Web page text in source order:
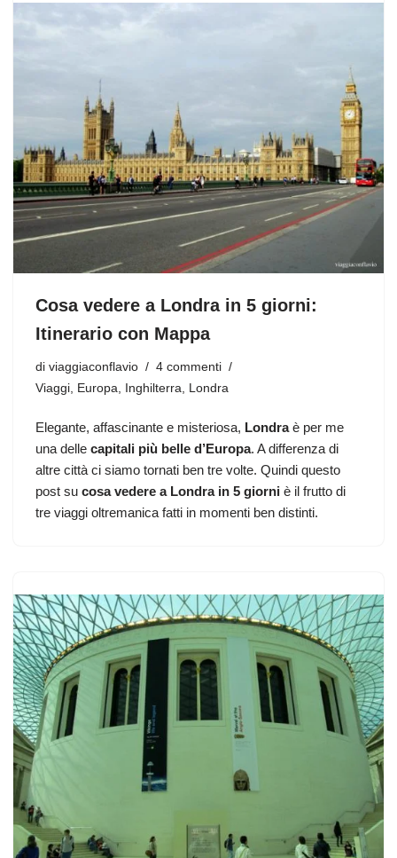
Cosa vedere a Londra in 5 giorni:
Itinerario con Mappa
di viaggiaconflavio
4 commenti
Viaggi Europa Inghilterra Londra
Elegante, affascinante e misteriosa, Londraè per me
una delle capitali più belle d’Europa. A differenza di
altre città ci siamo tornati ben tre volte. Quindi questo
post su cosa vedere a Londra in 5 giorni è il frutto di
tre viaggi oltremanica fatti in momenti ben distinti.